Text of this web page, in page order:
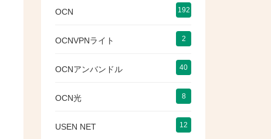
OCN 192
OCNVPNライト 2
OCNアンバンドル 40
OCN光 8
USEN NET 12